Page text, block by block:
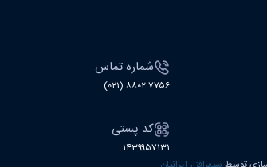
شماره تماس
۷۷۵۶ ۸۸۰۲ (۰۲۱)
کد پستی
۱۴۳۹۹۵۷۱۳۱